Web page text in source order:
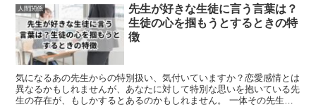
人間関係
先生が好きな生徒に言う言葉は？
生徒の心を掴もうとするときの特
徴
気になるあの先生からの特別扱い、気付いていますか？恋愛感情とは
異なるかもしれませんが、あなたに対して特別な思いを抱いている先
生の存在が、もしかするとあるのかもしれません。 一体その先生と